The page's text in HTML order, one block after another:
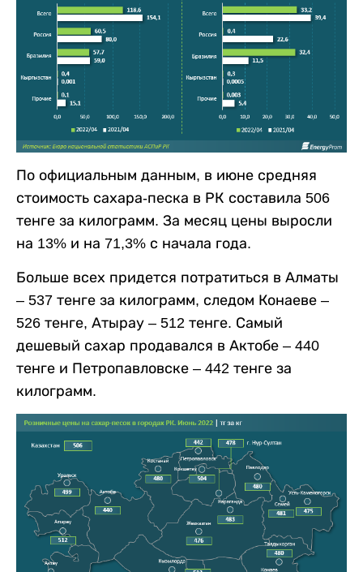
По официальным данным, в июне средняя
стоимость сахара-песка в РК составила 506
тенге за килограмм. За месяц цены выросли
на 13% и на 71,3% с начала года.
Больше всех придется потратиться в Алматы
– 537 тенге за килограмм, следом Конаеве –
526 тенге, Атырау – 512 тенге. Самый
дешевый сахар продавался в Актобе – 440
тенге и Петропавловске – 442 тенге за
килограмм.